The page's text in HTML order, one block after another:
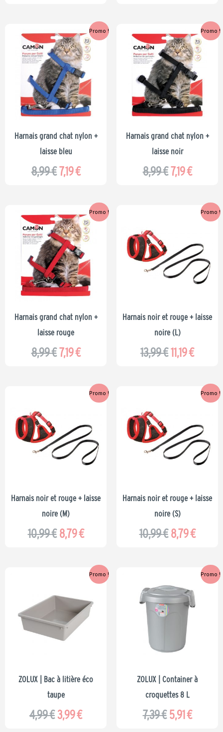
Promo !
Harnais grand chat nylon +
laisse bleu
8,99€
Le
prix
initial
était :
8,99 €.
7,19€
Le
prix
actuel
est :
7,19 €.
Promo !
Harnais grand chat nylon +
laisse noir
8,99€
Le
prix
initial
était :
8,99 €.
7,19€
Le
prix
actuel
est :
7,19 €.
Promo !
Harnais grand chat nylon +
laisse rouge
8,99€
Le
prix
initial
était :
8,99 €.
7,19€
Le
prix
actuel
est :
7,19 €.
Promo !
Harnais noir et rouge + laisse
noire (L)
13,99€
initial
était :
13,99 €.
11,19€
Le
actuel
est :
11,19 €.
Promo !
Harnais noir et rouge + laisse
noire (M)
10,99€
initial
était :
10,99 €.
8,79€
Le
actuel
est :
8,79 €.
Promo !
Harnais noir et rouge + laisse
noire (S)
10,99€
initial
était :
10,99 €.
8,79€
Le
actuel
est :
8,79 €.
Promo !
ZOLUX | Bac à litière éco
taupe
4,99€
initial
était :
4,99 €.
3,99€
Le
actuel
est :
Promo !
ZOLUX | Container à
croquettes 8 L
7,39€
prix
initial
était :
7,39 €.
5,91€
Le
prix
actuel